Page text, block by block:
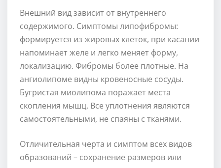
Внешний вид зависит от внутреннего
содержимого. Симптомы липофибромы:
формируется из жировых клеток, при касании
напоминает желе и легко меняет форму,
локализацию. Фибромы более плотные. На
ангиолипоме видны кровеносные сосуды.
Бугристая миолипома поражает места
скопления мышц. Все уплотнения являются
самостоятельными, не спаяны с тканями.
Отличительная черта и симптом всех видов
образований – сохранение размеров или